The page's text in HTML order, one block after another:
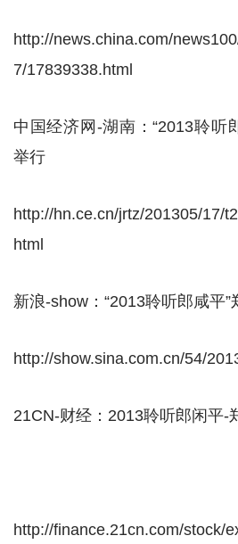
http://news.china.com/
7/17839338.html
中国经济网-湖南：“2013聆听
举行
http://hn.ce.cn/jrtz/201305/17/
html
新浪-show：“2013聆听郎咸平
http://show.sina.com.cn/54/
21CN-财经：2013聆听郎闲平-
http://finance.21cn.com/stock/